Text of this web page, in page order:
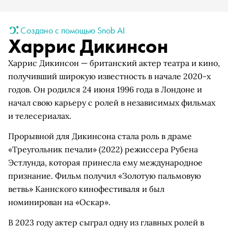
Создано с помощью Snob AI
Харрис Дикинсон
Харрис Дикинсон — британский актер театра и кино,
получивший широкую известность в начале 2020-х
годов. Он родился 24 июня 1996 года в Лондоне и
начал свою карьеру с ролей в независимых фильмах
и телесериалах.
Прорывной для Дикинсона стала роль в драме
«Треугольник печали» (2022) режиссера Рубена
Эстлунда, которая принесла ему международное
признание. Фильм получил «Золотую пальмовую
ветвь» Каннского кинофестиваля и был
номинирован на «Оскар».
В 2023 году актер сыграл одну из главных ролей в